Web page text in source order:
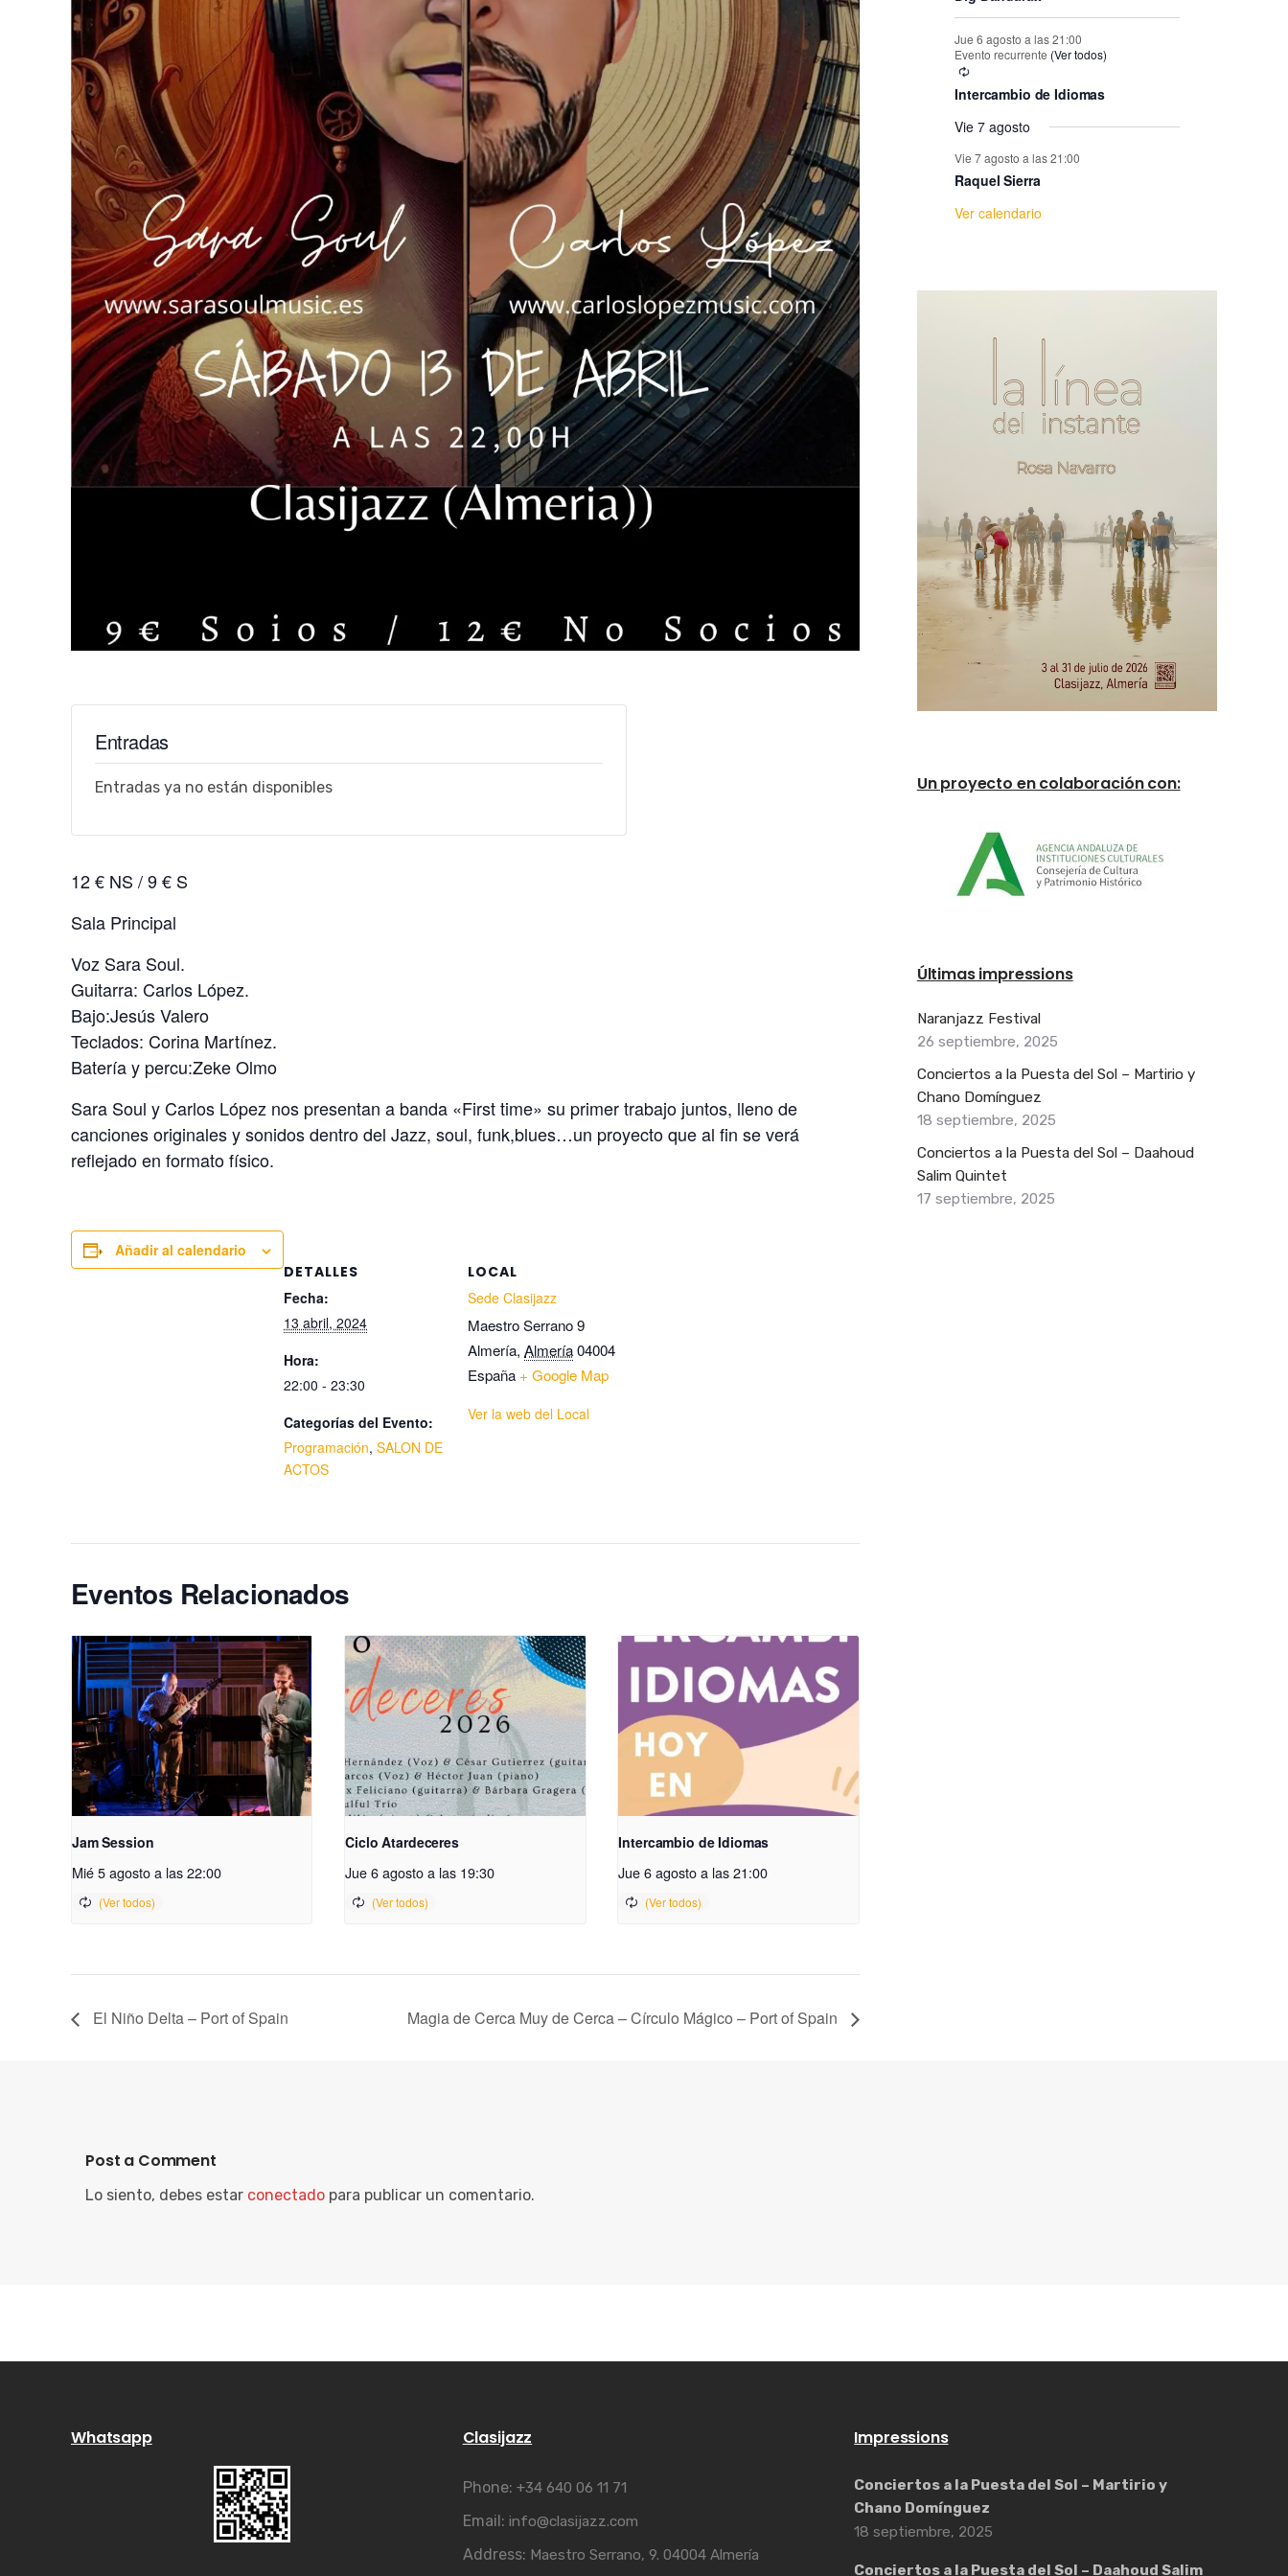
Entradas
Entradas ya no están disponibles
12 € NS / 9 € S
Sala Principal
Voz Sara Soul.
Guitarra: Carlos López.
Bajo:Jesús Valero
Teclados: Corina Martínez.
Batería y percu:Zeke Olmo
Sara Soul y Carlos López nos presentan a banda «First time» su primer trabajo juntos, lleno de
canciones originales y sonidos dentro del Jazz, soul, funk,blues…un proyecto que al fin se verá
reflejado en formato físico.
Añadir al calendario
DETALLES
Fecha:
13 abril, 2024
Hora:
22:00 - 23:30
Categorías del Evento:
Programación, SALON DE
ACTOS
LOCAL
Sede Clasijazz
Maestro Serrano 9
Almería, Almería04004
España + Google Map
Ver la web del Local
Eventos Relacionados
Jam Session
Mié 5 agosto a las 22:00
Ciclo Atardeceres
Jue 6 agosto a las 19:30
Intercambio de Idiomas
Jue 6 agosto a las 21:00
El Niño Delta – Port of Spain Magia de Cerca Muy de Cerca – Círculo Mágico – Port of Spain
Post a Comment
Lo siento, debes estar conectado para publicar un comentario.
e
E
v
e
n
Jue 6 agosto a las 21:00
Evento recurrente (Ver todos)
Intercambio de Idiomas
Vie 7 agosto
Vie 7 agosto a las 21:00
Raquel Sierra
Ver calendario
Un proyecto en colaboración con:
Últimas impressions
Naranjazz Festival
26 septiembre, 2025
Conciertos a la Puesta del Sol – Martirio y
Chano Domínguez
18 septiembre, 2025
Conciertos a la Puesta del Sol – Daahoud
Salim Quintet
17 septiembre, 2025
Whatsapp Clasijazz
Phone: +34 640 06 11 71
Email: info@clasijazz.com
Address: Maestro Serrano, 9. 04004 Almería
Impressions
Conciertos a la Puesta del Sol – Martirio y
Chano Domínguez
18 septiembre, 2025
Conciertos a la Puesta del Sol – Daahoud Salim